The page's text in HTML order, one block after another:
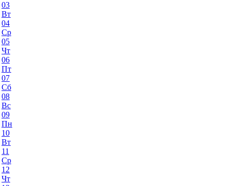
03
Вт
04
Ср
05
Чт
06
Пт
07
Сб
08
Вс
09
Пн
10
Вт
11
Ср
12
Чт